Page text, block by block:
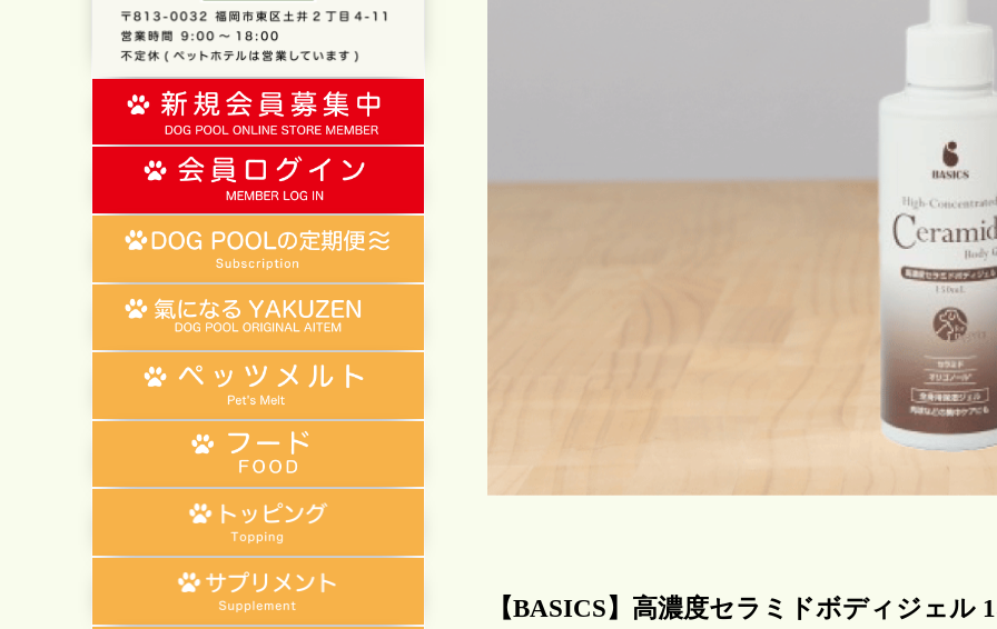
【BASICS】高濃度セラミドボディジェル